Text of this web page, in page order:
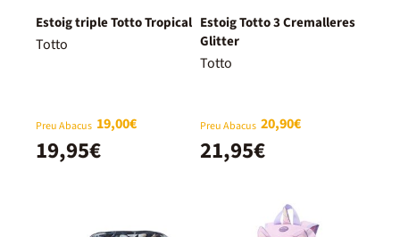
Estoig triple Totto Tropical
Totto
Preu Abacus 19,00€
19,95€
Estoig Totto 3 Cremalleres
Glitter
Totto
Preu Abacus 20,90€
21,95€